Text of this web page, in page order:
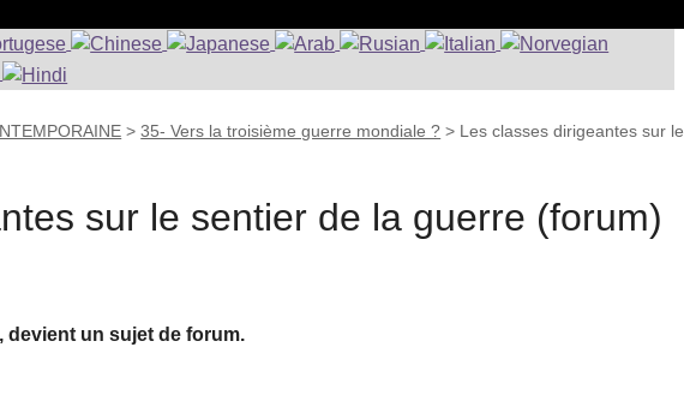
>35- Vers la troisième guerre mondiale ? > Les classes dirigeantes sur le
sur le sentier de la guerre (forum)
devient un sujet de forum.